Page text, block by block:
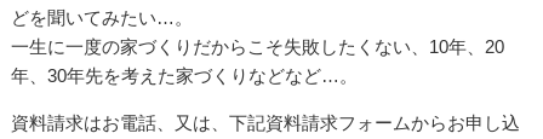
どを聞いてみたい…。
一生に一度の家づくりだからこそ失敗したくない、10年、20
年、30年先を考えた家づくりなどなど…。
資料請求はお電話、又は、下記資料請求フォームからお申し込